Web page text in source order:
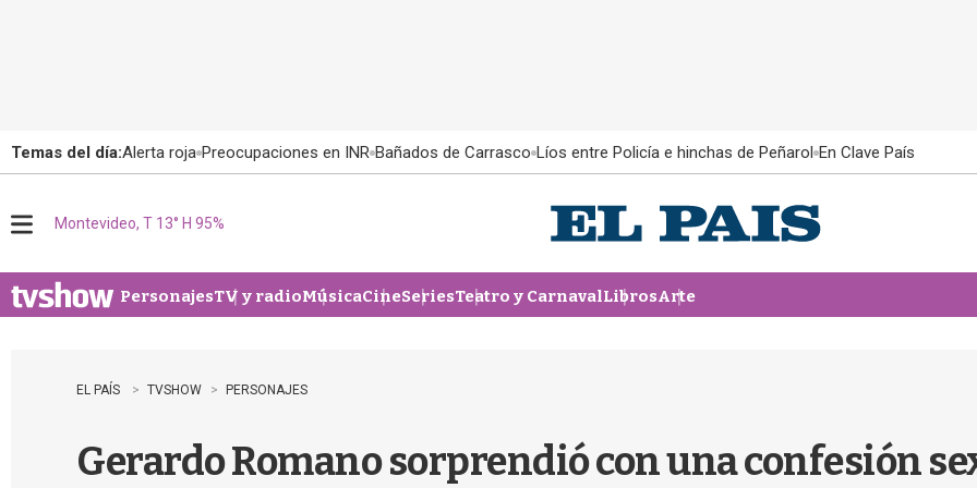
Temas del día:Alerta roja Preocupaciones en INR Bañados de Carrasco Líos entre Policía e hinchas de Peñarol En Clave País
u
Montevideo, T 13° H 95%
PersonajesTV y radioMúsicaCineSeriesTeatro y CarnavalLibrosArte
EL PAÍS TVSHOW PERSONAJES
Gerardo Romano sorprendió con una confesión